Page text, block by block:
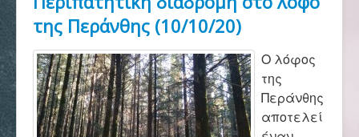
Σύλλογος
Ορειβασία
της Περάνθης (10/10/20)
Ο λόφος
της
Περάνθης
αποτελεί